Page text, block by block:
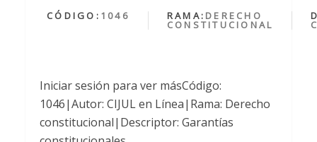
CÓDIGO: 1046 RAMA: DERECHO
CONSTITUCIONAL
Iniciar sesión para ver másCódigo:
1046|Autor: CIJUL en Línea|Rama: Derecho
constitucional|Descriptor: Garantías